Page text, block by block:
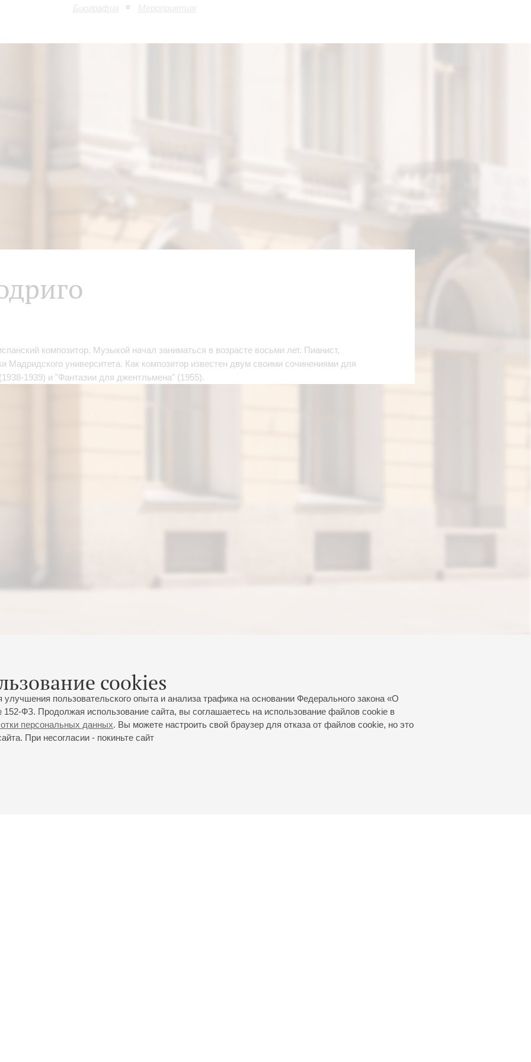
Биография Мероприятия
cookies
пользовательского опыта и анализа трафика на основании Федерального закона «О
ФЗ. Продолжая использование сайта, вы соглашаетесь на использование файлов cookie в
персональных данных. Вы можете настроить свой браузер для отказа от файлов cookie, но это
При несогласии - покиньте сайт
композитор. Музыкой начал заниматься в возрасте восьми лет. Пианист,
Мадридского университета. Как композитор известен двум своими сочинениями для
1939) и "Фантазии для джентльмена" (1955).